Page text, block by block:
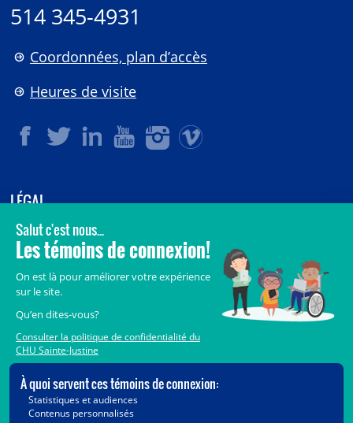
514 345-4931
Coordonnées, plan d’accès
Heures de visite
LÉGAL
© 2006-2026CHU Sainte-Justine.
Tous droits réservés.
Crédits
Accès aux documents des organismes publics